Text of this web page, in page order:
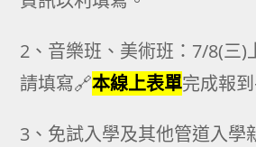
2、音樂班、美術班：7/8(三)
請填寫🔗本線上表單完成報
3、免試入學及其他管道入學